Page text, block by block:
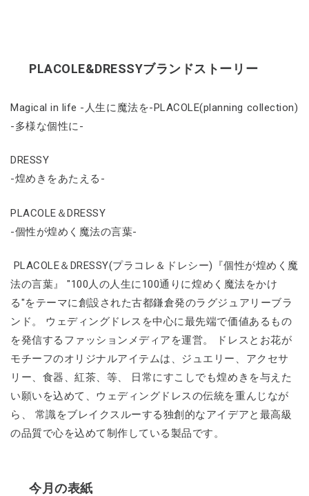
PLACOLE&DRESSYブランドストーリー
Magical in life -人生に魔法を-PLACOLE(planning collection)
-多様な個性に-
DRESSY
-煌めきをあたえる-
PLACOLE＆DRESSY
-個性が煌めく魔法の言葉-
PLACOLE＆DRESSY(プラコレ＆ドレシー)『個性が煌めく魔
法の言葉』 "100人の人生に100通りに煌めく魔法をかけ
る"をテーマに創設された古都鎌倉発のラグジュアリーブラ
ンド。 ウェディングドレスを中心に最先端で価値あるもの
を発信するファッションメディアを運営。 ドレスとお花が
モチーフのオリジナルアイテムは、ジュエリー、アクセサ
リー、食器、紅茶、等、 日常にすこしでも煌めきを与えた
い願いを込めて、ウェディングドレスの伝統を重んじなが
ら、 常識をブレイクスルーする独創的なアイデアと最高級
の品質で心を込めて制作している製品です。
今月の表紙